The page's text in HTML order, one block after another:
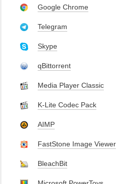
Google Chrome
Telegram
Skype
qBittorrent
Media Player Classic
K-Lite Codec Pack
AIMP
FastStone Image Viewer
BleachBit